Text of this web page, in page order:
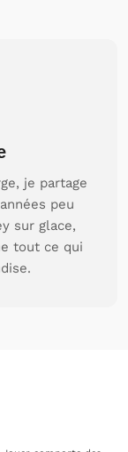
je partage
peu
sur glace,
tout ce qui